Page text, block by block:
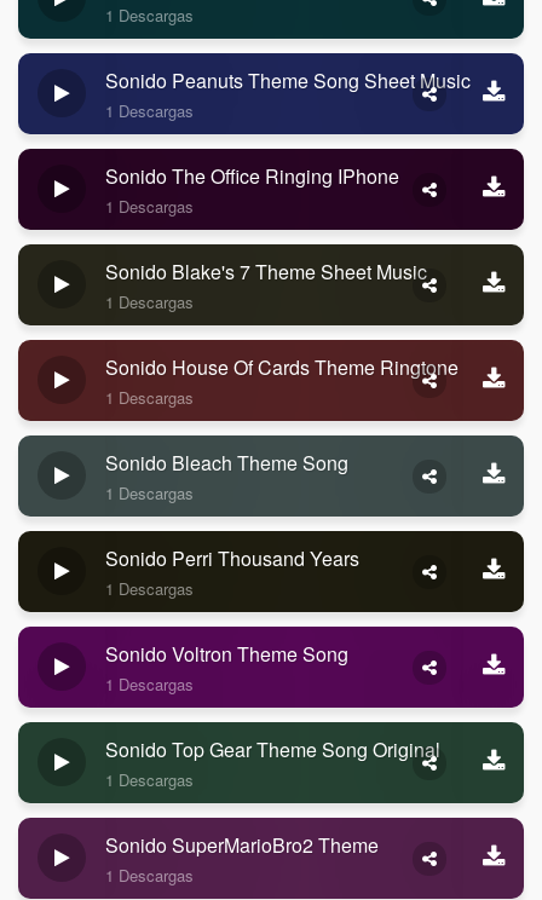
1 Descargas
Sonido Peanuts Theme Song Sheet Music
1 Descargas
Sonido The Office Ringing IPhone
1 Descargas
Sonido Blake's 7 Theme Sheet Music
1 Descargas
Sonido House Of Cards Theme Ringtone
1 Descargas
Sonido Bleach Theme Song
1 Descargas
Sonido Perri Thousand Years
1 Descargas
Sonido Voltron Theme Song
1 Descargas
Sonido Top Gear Theme Song Original
1 Descargas
Sonido SuperMarioBro2 Theme
1 Descargas